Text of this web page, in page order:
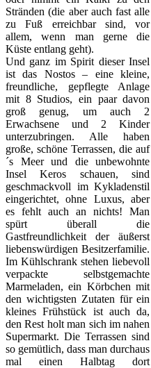
Stränden (die aber auch fast alle
zu Fuß erreichbar sind, vor
allem, wenn man gerne die
Küste entlang geht).
Und ganz im Spirit dieser Insel
ist das Nostos – eine kleine,
freundliche, gepflegte Anlage
mit 8 Studios, ein paar davon
groß genug, um auch 2
Erwachsene und 2 Kinder
unterzubringen. Alle haben
große, schöne Terrassen, die auf
´s Meer und die unbewohnte
Insel Keros schauen, sind
geschmackvoll im Kykladenstil
eingerichtet, ohne Luxus, aber
es fehlt auch an nichts! Man
spürt überall die
Gastfreundlichkeit der äußerst
liebenswürdigen Besitzerfamilie.
Im Kühlschrank stehen liebevoll
verpackte selbstgemachte
Marmeladen, ein Körbchen mit
den wichtigsten Zutaten für ein
kleines Frühstück ist auch da,
den Rest holt man sich im nahen
Supermarkt. Die Terrassen sind
so gemütlich, dass man durchaus
mal einen Halbtag dort